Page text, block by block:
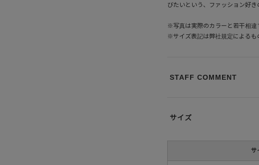
びたいという、ファッション好き
※写真は実際のカラーと若干相違
※サイズ表記は弊社規定によるも
STAFF COMMENT
サイズ
サ